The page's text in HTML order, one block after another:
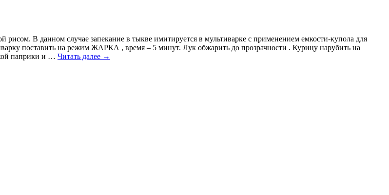
В данном случае запекание в тыкве имитируется в мультиварке с применением емкости-купола для
поставить на режим ЖАРКА , время – 5 минут. Лук обжарить до прозрачности . Курицу нарубить на
паприки и … Читать далее →